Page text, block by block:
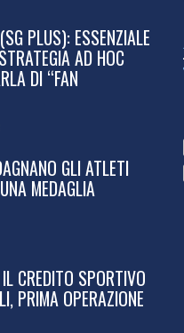
PLUS): ESSENZIALE
AD HOC
DI “FAN
GLI ATLETI
MEDAGLIA
CREDITO SPORTIVO
PRIMA OPERAZIONE